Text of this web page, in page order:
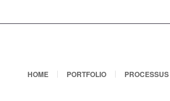
HOME PORTFOLIO PROCESSUS